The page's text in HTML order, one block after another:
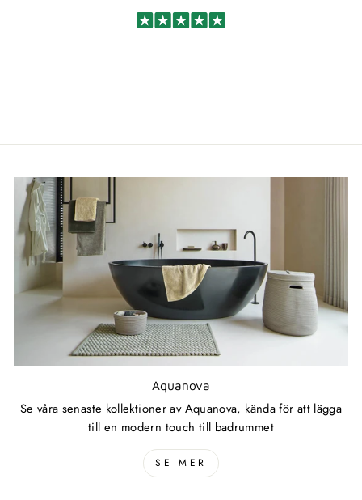
Aquanova
Se våra senaste kollektioner av Aquanova, kända för att lägga
till en modern touch till badrummet
SE MER